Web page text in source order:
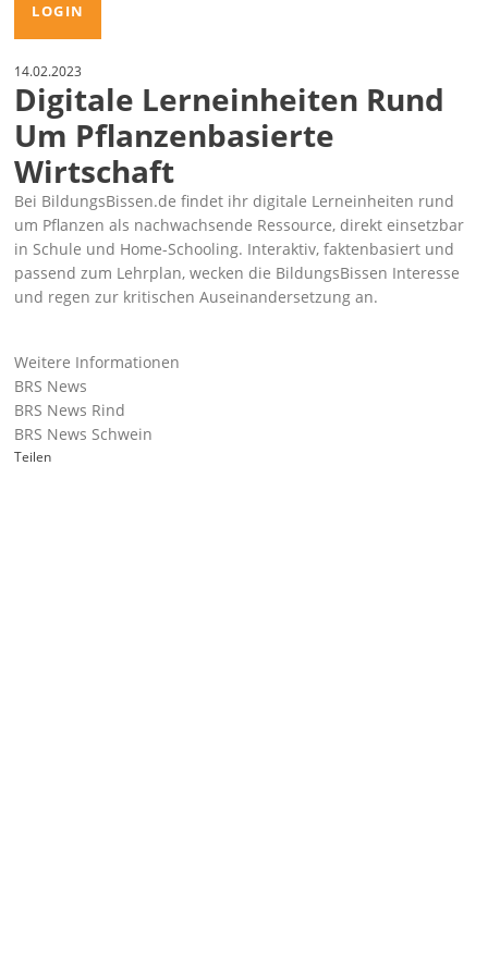
LOGIN
14.02.2023
Digitale Lerneinheiten Rund
Um Pflanzenbasierte
Wirtschaft
Bei BildungsBissen.de findet ihr digitale Lerneinheiten rund
um Pflanzen als nachwachsende Ressource, direkt einsetzbar
in Schule und Home-Schooling. Interaktiv, faktenbasiert und
passend zum Lehrplan, wecken die BildungsBissen Interesse
und regen zur kritischen Auseinandersetzung an.
Weitere Informationen
BRS News
BRS News Rind
BRS News Schwein
Teilen